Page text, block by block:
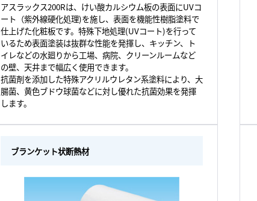
アスラックス200Rは、けい酸カルシウム板の表面にUVコ
ート（紫外線硬化処理)を施し、表面を機能性樹脂塗料で
仕上げた化粧板です。特殊下地処理(UVコート)を行って
いるため表面塗装は抜群な性能を発揮し、キッチン、ト
イレなどの水廻りから工場、病院、クリーンルームなど
の壁、天井まで幅広く使用できます。
抗菌剤を添加した特殊アクリルウレタン系塗料により、大
腸菌、黄色ブドウ球菌などに対し優れた抗菌効果を発揮
します。
ブランケット状断熱材